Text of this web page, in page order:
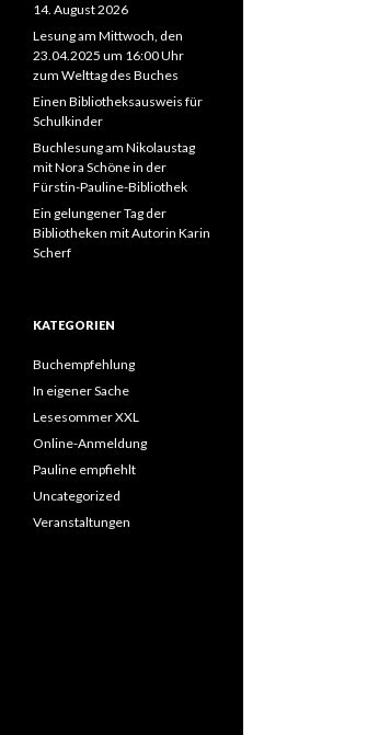
c
h
:
14. August 2026
Lesung am Mittwoch, den
23.04.2025 um 16:00 Uhr
zum Welttag des Buches
Einen Bibliotheksausweis für
Schulkinder
Buchlesung am Nikolaustag
mit Nora Schöne in der
Fürstin-Pauline-Bibliothek
Ein gelungener Tag der
Bibliotheken mit Autorin Karin
Scherf
KATEGORIEN
Buchempfehlung
In eigener Sache
Lesesommer XXL
Online-Anmeldung
Pauline empfiehlt
Uncategorized
Veranstaltungen